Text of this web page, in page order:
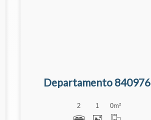
Departamento 840976
2 1 0m²